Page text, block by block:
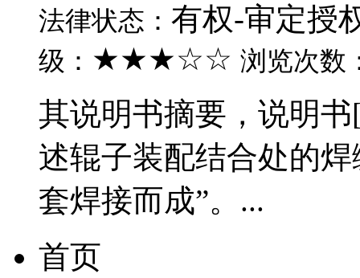
法律状态： 有权-审定授
级： ★★★☆☆ 浏览次数
其说明书摘要，说明
述辊子装配结合处的
套焊接而成”。...
首页